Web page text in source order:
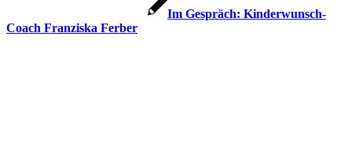
Im Gespräch: Kin­der­wunsch-
Coach Fran­zis­ka Fer­ber